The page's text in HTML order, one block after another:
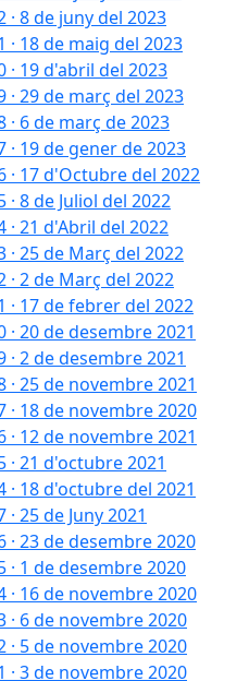
· 8 de juny del 2023
· 18 de maig del 2023
· 19 d'abril del 2023
· 29 de març del 2023
· 6 de març de 2023
· 19 de gener de 2023
· 17 d'Octubre del 2022
· 8 de Juliol del 2022
· 21 d'Abril del 2022
· 25 de Març del 2022
· 2 de Març del 2022
· 17 de febrer del 2022
· 20 de desembre 2021
· 2 de desembre 2021
· 25 de novembre 2021
· 18 de novembre 2020
· 12 de novembre 2021
· 21 d'octubre 2021
· 18 d'octubre del 2021
25 de Juny 2021
· 23 de desembre 2020
· 1 de desembre 2020
· 16 de novembre 2020
· 6 de novembre 2020
· 5 de novembre 2020
· 3 de novembre 2020